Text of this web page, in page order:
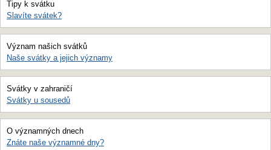
Tipy k svátku
Slavíte svátek?
Význam našich svátků
Naše svátky a jejich významy
Svátky v zahraničí
Svátky u sousedů
O významných dnech
Znáte naše významné dny?